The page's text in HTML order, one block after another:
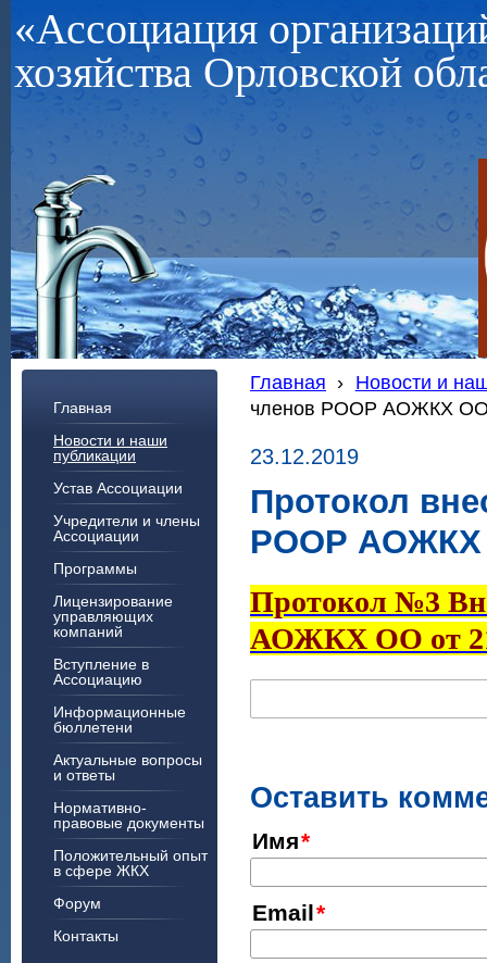
«Ассоциация
хозяйства Орловской
Главная
Новости и наши
публикации
Устав Ассоциации
Учредители и члены
Ассоциации
Программы
Лицензирование
управляющих
компаний
Вступление в
Ассоциацию
Информационные
бюллетени
Актуальные вопросы
и ответы
Нормативно-
правовые документы
Положительный опыт
в сфере ЖКХ
Форум
Контакты
Главная › Новости и
членов РООР АОЖКХ ОО
23.12.2019
Протокол
РООР АОЖКХ
Протокол №3
АОЖКХ ОО от
Оставить
Имя
Email